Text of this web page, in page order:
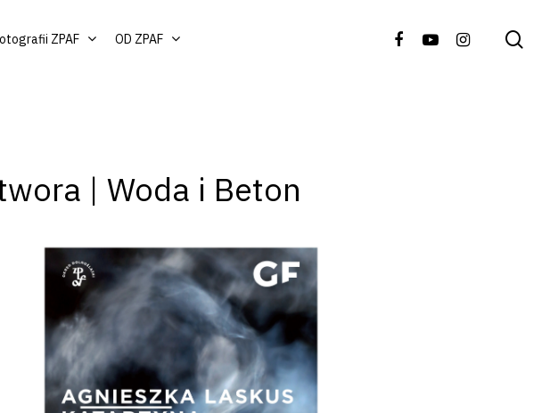
ZPAF OD ZPAF
| Woda i Beton